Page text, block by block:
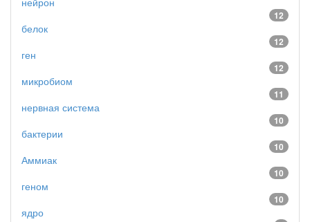
12
белок
12
ген
12
микробиом
11
нервная система
10
бактерии
10
Аммиак
10
геном
10
ядро